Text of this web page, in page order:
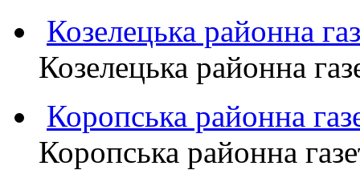
Козелецька районна
Козелецька районна
Коропська районна
Коропська районна